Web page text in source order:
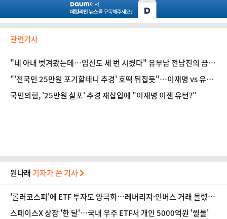
관련기사
"네 아내 벗겨봤는데…임신도 세 번 시켰다" 유부남 전남친의 끔찍
한 스토킹
"'전국민 25만원 포기할테니 추경' 호떡 뒤집듯"…이재명 vs 유승
민 '뜨아아' 2라운드?
국민의힘, '25만원 살포' 추경 재삽입에 "이재명 이젠 유턴?"
원나래 기자가 쓴 기사
'롤러코스피'에 ETF 투자도 양극화…레버리지·인버스 거래 몰렸
다
스페이스X 상장 '한 달'…국내 우주 ETF서 개인 5000억원 '썰물'